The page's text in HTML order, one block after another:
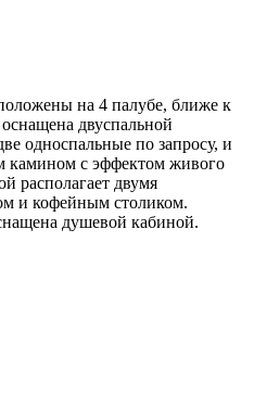
на 4 палубе, ближе к
двуспальной
односпальные по запросу, и
камином с эффектом живого
располагает двумя
и кофейным столиком.
душевой кабиной.